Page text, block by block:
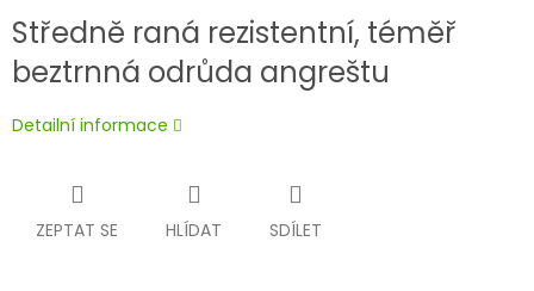
Středně raná rezistentní, téměř
beztrnná odrůda angreštu
Detailní informace
ZEPTAT SE HLÍDAT SDÍLET